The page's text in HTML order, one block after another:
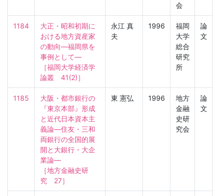
会
1184
大正・昭和初期に
おける地方資産家
の動向—福岡県を
事例として—
［福岡大学経済学
論叢　41(2)］
永江 真
夫
1996
福岡
大学
総合
研究
所
論
文
1185
大阪・都市銀行の
『東京本部』形成
と近代日本資本主
義論—住友・三和
両銀行の全国的展
開と大銀行・大企
業論—
［地方金融史研
究　27］
東 憲弘 1996
地方
金融
史研
究会
論
文